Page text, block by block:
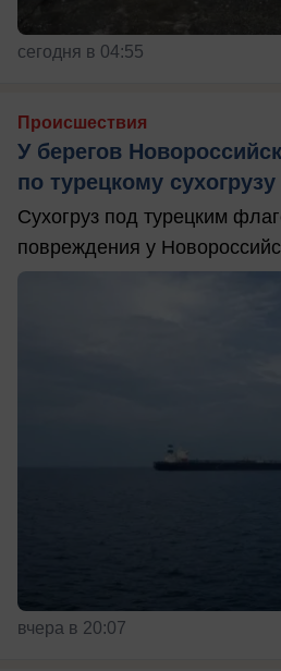
сегодня в 04:55
Происшествия
У берегов
по турецкому сухогрузу
Сухогруз под турецким
повреждения у
вчера в 20:07